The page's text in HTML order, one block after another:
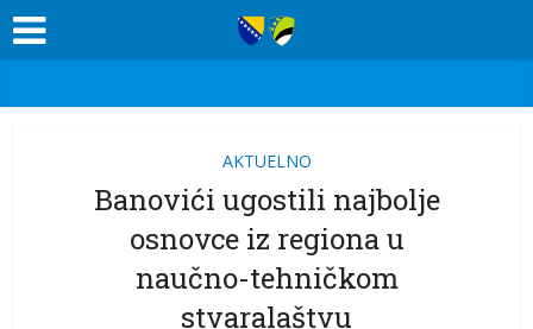
AKTUELNO
Banovići ugostili najbolje
osnovce iz regiona u
naučno-tehničkom
stvaralaštvu